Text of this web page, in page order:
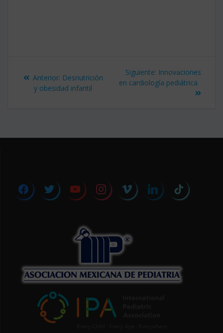
Anterior: Entrada
anterior:
Desnutrición
y obesidad infantil
Siguiente: Siguiente
entrada:
Innovaciones
en cardiología pediátrica
facebook twitter youtube instagramvimeo linkedin tiktok